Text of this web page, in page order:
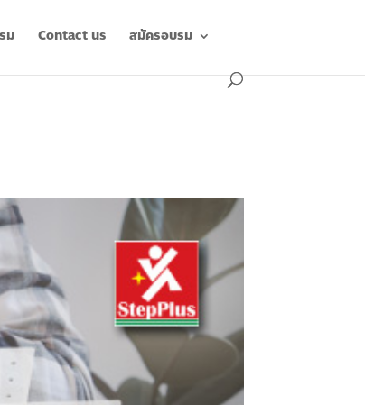
ม Contact us สมัครอบรม